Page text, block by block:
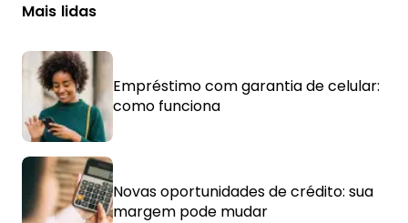
Mais lidas
Empréstimo com garantia de celular:
como funciona
Novas oportunidades de crédito: sua
margem pode mudar